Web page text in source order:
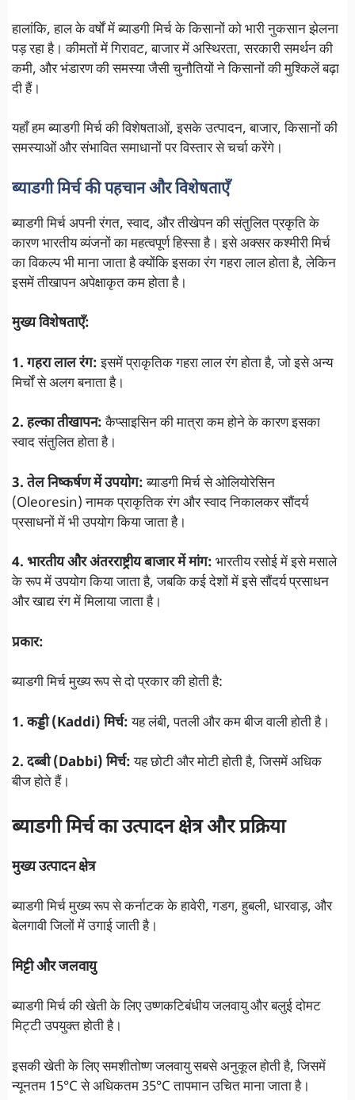
हालांकि, हाल के वर्षों में ब्याडगी मिर्च के किसानों को भारी नुकसान झेलना
पड़ रहा है। कीमतों में गिरावट, बाजार में अस्थिरता, सरकारी समर्थन की
कमी, और भंडारण की समस्या जैसी चुनौतियों ने किसानों की मुश्किलें बढ़ा
दी हैं।
यहाँ हम ब्याडगी मिर्च की विशेषताओं, इसके उत्पादन, बाजार, किसानों की
समस्याओं और संभावित समाधानों पर विस्तार से चर्चा करेंगे।
ब्याडगी मिर्च की पहचान और विशेषताएँ
ब्याडगी मिर्च अपनी रंगत, स्वाद, और तीखेपन की संतुलित प्रकृति के
कारण भारतीय व्यंजनों का महत्वपूर्ण हिस्सा है। इसे अक्सर कश्मीरी मिर्च
का विकल्प भी माना जाता है क्योंकि इसका रंग गहरा लाल होता है, लेकिन
इसमें तीखापन अपेक्षाकृत कम होता है।
मुख्य विशेषताएँ:
1. गहरा लाल रंग:इसमें प्राकृतिक गहरा लाल रंग होता है, जो इसे अन्य
मिर्चों से अलग बनाता है।
2. हल्का तीखापन:कैप्साइसिन की मात्रा कम होने के कारण इसका
स्वाद संतुलित होता है।
3. तेल निष्कर्षण में उपयोग:ब्याडगी मिर्च से ओलियोरेसिन
(Oleoresin) नामक प्राकृतिक रंग और स्वाद निकालकर सौंदर्य
प्रसाधनों में भी उपयोग किया जाता है।
4. भारतीय और अंतरराष्ट्रीय बाजार में मांग: भारतीय रसोई में इसे मसाले
के रूप में उपयोग किया जाता है, जबकि कई देशों में इसे सौंदर्य प्रसाधन
और खाद्य रंग में मिलाया जाता है।
प्रकार:
ब्याडगी मिर्च मुख्य रूप से दो प्रकार की होती है:
1. कड्डी (Kaddi) मिर्च:यह लंबी, पतली और कम बीज वाली होती है।
2. दब्बी (Dabbi) मिर्च:यह छोटी और मोटी होती है, जिसमें अधिक
बीज होते हैं।
ब्याडगी मिर्च का उत्पादन क्षेत्र और प्रक्रिया
मुख्य उत्पादन क्षेत्र
ब्याडगी मिर्च मुख्य रूप से कर्नाटक के हावेरी, गडग, हुबली, धारवाड़, और
बेलगावी जिलों में उगाई जाती है।
मिट्टी और जलवायु
ब्याडगी मिर्च की खेती के लिए उष्णकटिबंधीय जलवायु और बलुई दोमट
मिट्टी उपयुक्त होती है।
इसकी खेती के लिए समशीतोष्ण जलवायु सबसे अनुकूल होती है, जिसमें
न्यूनतम 15°C से अधिकतम 35°C तापमान उचित माना जाता है।